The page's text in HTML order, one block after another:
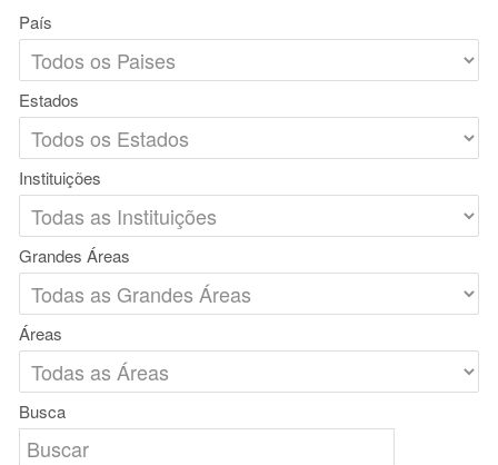
País
Estados
Instituições
Grandes Áreas
Áreas
Busca